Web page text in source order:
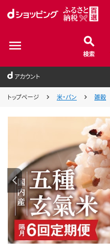
検索
アカウント
トップページ 米・パン 雑穀